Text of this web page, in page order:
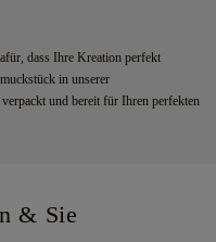
dass Ihre Kreation perfekt
in unserer
und bereit für Ihren perfekten
& Sie